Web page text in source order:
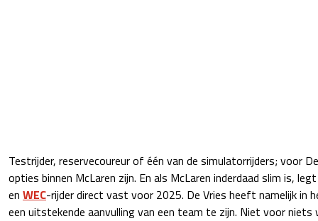
Testrijder, reservecoureur of één van de simulatorrijders; voor
opties binnen McLaren zijn. En als McLaren inderdaad slim is,
en WEC-rijder direct vast voor 2025. De Vries heeft namelijk in
een uitstekende aanvulling van een team te zijn. Niet voor niets